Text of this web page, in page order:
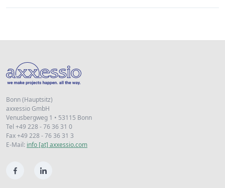
Bonn (Hauptsitz)
axxessio GmbH
Venusbergweg 1 • 53115 Bonn
Tel +49 228 - 76 36 31 0
Fax +49 228 - 76 36 31 3
E-Mail: info [at] axxessio.com